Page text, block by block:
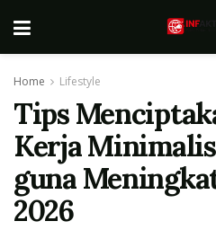
Home Lifestyle
Tips
Kerja
guna
2026